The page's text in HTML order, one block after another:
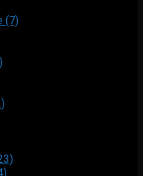
(7)